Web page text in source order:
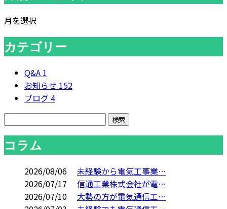
月を選択
カテゴリー
Q&A 1
お知らせ 152
ブログ4
コラム
2026/08/06
未経験から電気工事業…
2026/07/17
信通工業株式会社が電…
2026/07/10
大勢の方が電気通信工…